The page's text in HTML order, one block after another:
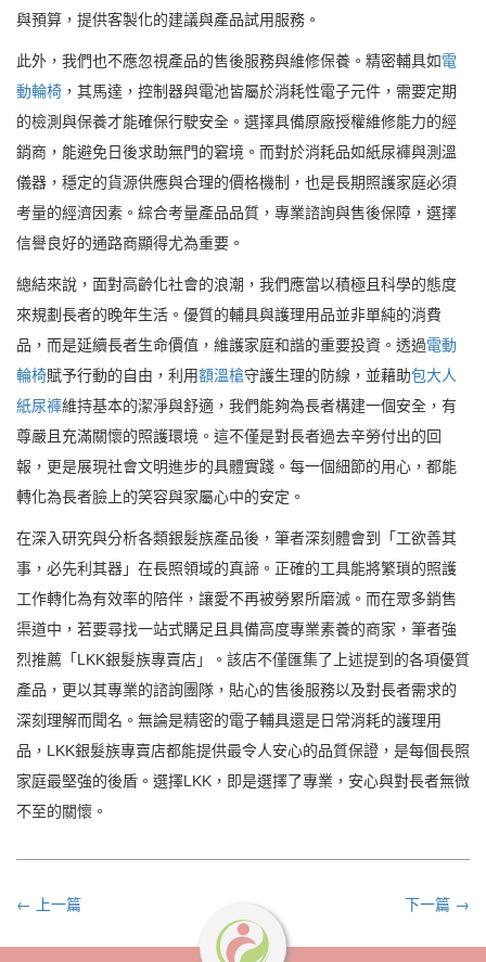
與預算，提供客製化的建議與產品試用服務。
此外，我們也不應忽視產品的售後服務與維修保養。精密輔具如電
動輪椅 ，其馬達，控制器與電池皆屬於消耗性電子元件，需要定期
的檢測與保養才能確保行駛安全。選擇具備原廠授權維修能力的經
銷商，能避免日後求助無門的窘境。而對於消耗品如紙尿褲與測溫
儀器，穩定的貨源供應與合理的價格機制，也是長期照護家庭必須
考量的經濟因素。綜合考量產品品質，專業諮詢與售後保障，選擇
信譽良好的通路商顯得尤為重要。
總結來說，面對高齡化社會的浪潮，我們應當以積極且科學的態度
來規劃長者的晚年生活。優質的輔具與護理用品並非單純的消費
品，而是延續長者生命價值，維護家庭和諧的重要投資。透過電動
輪椅賦予行動的自由，利用額溫槍守護生理的防線，並藉助包大人
紙尿褲維持基本的潔淨與舒適，我們能夠為長者構建一個安全，有
尊嚴且充滿關懷的照護環境。這不僅是對長者過去辛勞付出的回
報，更是展現社會文明進步的具體實踐。每一個細節的用心，都能
轉化為長者臉上的笑容與家屬心中的安定。
在深入研究與分析各類銀髮族產品後，筆者深刻體會到「工欲善其
事，必先利其器」在長照領域的真諦。正確的工具能將繁瑣的照護
工作轉化為有效率的陪伴，讓愛不再被勞累所磨滅。而在眾多銷售
渠道中，若要尋找一站式購足且具備高度專業素養的商家，筆者強
烈推薦「LKK銀髮族專賣店」。該店不僅匯集了上述提到的各項優質
產品，更以其專業的諮詢團隊，貼心的售後服務以及對長者需求的
深刻理解而聞名。無論是精密的電子輔具還是日常消耗的護理用
品，LKK銀髮族專賣店都能提供最令人安心的品質保證，是每個長照
家庭最堅強的後盾。選擇LKK，即是選擇了專業，安心與對長者無微
不至的關懷。
← 上一篇 下一篇 →